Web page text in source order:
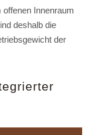
offenen Innenraum
deshalb die
der